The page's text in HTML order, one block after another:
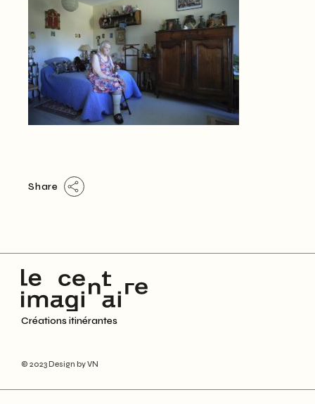
Share
Créations itinérantes
© 2023Design by VN